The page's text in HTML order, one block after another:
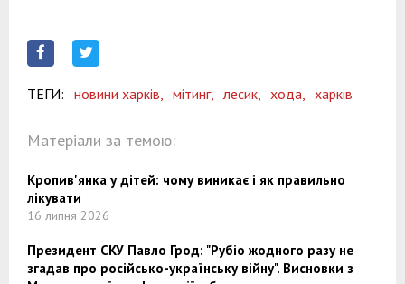
ТЕГИ: новини харків, мітинг, лесик, хода, харків
Матеріали за темою:
Кропив'янка у дітей: чому виникає і як правильно
лікувати
16 липня 2026
Президент СКУ Павло Грод: "Рубіо жодного разу не
згадав про російсько-українську війну". Висновки з